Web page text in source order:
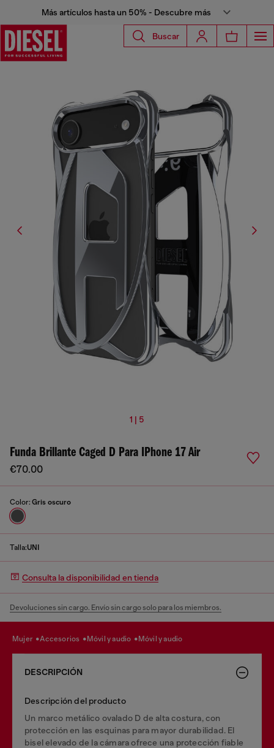
Más artículos hasta un 50% - Descubre más
Buscar
1 | 5
Funda Brillante Caged D Para IPhone 17 Air
€70.00
Color: Gris oscuro
Talla:UNI
Consulta la disponibilidad en tienda
Devoluciones sin cargo. Envío sin cargo solo para los miembros.
mujer accesorios móvil y audio móvil y audio
DESCRIPCIÓN
Descripción del producto
Un marco metálico ovalado D de alta costura, con
protección en las esquinas para mayor durabilidad. El
bisel elevado de la cámara ofrece una protección fiable